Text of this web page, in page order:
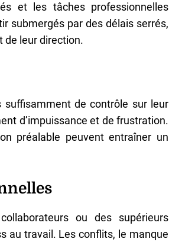
et les tâches professionnelles
submergés par des délais serrés,
de leur direction.
suffisamment de contrôle sur leur
d’impuissance et de frustration.
préalable peuvent entraîner un
ou des supérieurs
au travail. Les conflits, le manque